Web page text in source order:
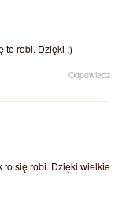
to robi. Dzięki ;)
Odpowiedz
to się robi. Dzięki wielkie